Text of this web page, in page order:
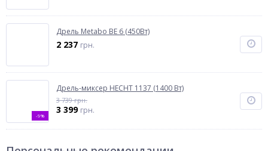
Дрель Metabo BE 6 (450Вт)
2 237 грн.
-9%
Дрель-миксер HECHT 1137 (1400 Вт)
3 739 грн.
3 399 грн.